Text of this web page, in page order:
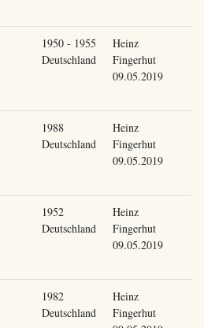
1950 - 1955
Deutschland
Heinz
Fingerhut
09.05.2019
1988
Deutschland
Heinz
Fingerhut
09.05.2019
1952
Deutschland
Heinz
Fingerhut
09.05.2019
1982
Deutschland
Heinz
Fingerhut